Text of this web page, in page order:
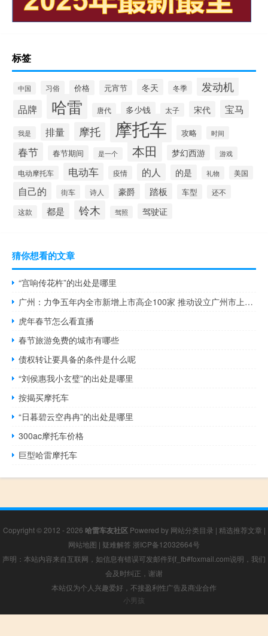
标签
中国 习俗 价格 元宵节 冬天 冬季 发动机
品牌 哈雷 唐代 多少钱 太子 宋代 宝马
我是 排量 摩托 摩托车 攻略 时间
春节 春节期间 是一个 本田 梦幻西游 游戏
电动摩托车 电动车 疫情 的人 的是 礼物 美国
自己的 街车 诗人 豪爵 踏板 车型 还不
这款 都是 铃木 驾照 驾驶证
猜你想看的文章
“宫响传花杵”的出处是哪里
广州：力争五年内全市新增上市高企100家 推动设立广州市上市公司高质量发展基金
虎年春节怎么看直播
春节旅游免费的城市有哪些
债权转让要具备的条件是什么呢
“刘侯惠我小玄璧”的出处是哪里
按揭买摩托车
“日暮碧云空冉冉”的出处是哪里
300ac摩托车价格
巨型哈雷摩托车
Copyright © 2012 - 2026 哈雷车友社区Powered by 网站分类目录 | 精选推荐文章 |
网站地图 | 疑难解答 浙ICP备12032664号
声明：本站内容来自互联网，如信息有错误可发邮件到f_fb#foxmail.com说明，我们
会及时纠正，谢谢
本站仅为个人兴趣爱好，不接盈利性广告及商业合作
小男孩